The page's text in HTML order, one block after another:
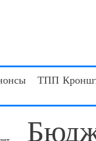
ТПП